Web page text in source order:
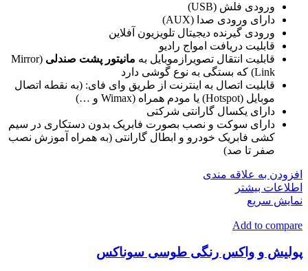
ورودی فلش (USB)
دارای ورودی صدا (AUX)
ورودی گیرنده دیجیتال تلویزیون آفلاین
قابلیت دریافت امواج رادیو
قابلیت انتقال تصویرازموبایل به مانیتور پشت صندلی (Mirror
Link) که بستگی به نوع گوشی دارد
قابلیت اتصال به اینترنت از طریق وای فای: (به نقطه اتصال
موبایل (Hotspot) یا مودم همراه (Wimax و …)
دارای یکسال گارانتی شرکتی
دارای سوکت و نصب بصورت فابریک بدون دستکاری در سیم
کشی فابریک خودرو و ابطال گارانتی (به همراه آموزش نصب
صفر تا صد)
افزودن به علاقه مندی
اطلاعات بیشتر
نمایش سریع
Add to compare
پولیش و واکس رنگی طوسی سوناکس